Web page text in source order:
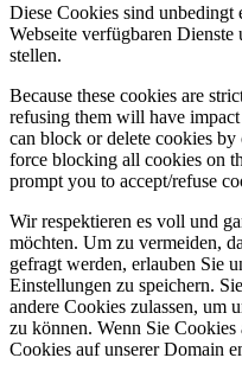
Diese Cookies sind
Webseite verfügbaren
stellen.
Because these cookies are
refusing them will have
can block or delete cookies
force blocking all cookies on
prompt you to accept/refuse
Wir respektieren es voll und
möchten. Um zu vermeiden,
gefragt werden, erlauben Sie
Einstellungen zu speichern.
andere Cookies zulassen, um
zu können. Wenn Sie Cookies
Cookies auf unserer Domain